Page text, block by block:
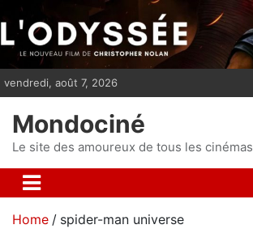
i
p
n
vendredi, août 7, 2026
Mondociné
Le site des amoureux de tous les cinémas
Home spider-man universe